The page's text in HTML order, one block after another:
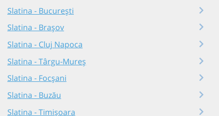
Slatina - București
Slatina - Brașov
Slatina - Cluj Napoca
Slatina - Târgu-Mureș
Slatina - Focșani
Slatina - Buzău
Slatina - Timișoara